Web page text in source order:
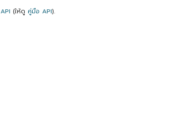
API (ให้ดู คู่มือ API).